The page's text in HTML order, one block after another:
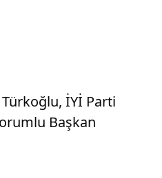
İYİ Parti
Başkan